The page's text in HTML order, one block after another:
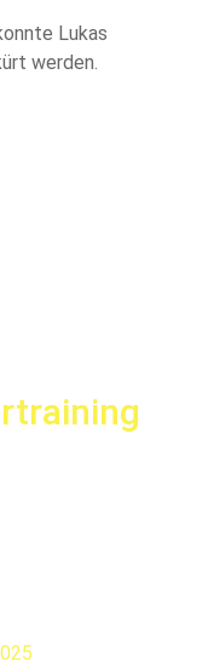
Lukas
werden.